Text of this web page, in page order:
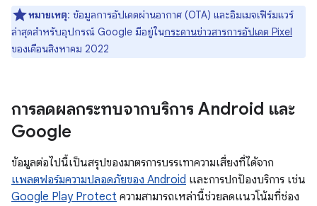
หมายเหตุ: ข้อมูลการอัปเดตผ่านอากาศ (OTA) และอิมเมจเฟิร์มแวร์
ล่าสุดสำหรับอุปกรณ์ Google มีอยู่ในกระดานข่าวสารการอัปเดต Pixel
ของเดือนสิงหาคม 2022
การลดผลกระทบจากบริการ Android และ
Google
ข้อมูลต่อไปนี้เป็นสรุปของมาตรการบรรเทาความเสี่ยงที่ได้จาก
แพลตฟอร์มความปลอดภัยของ Android และการปกป้องบริการ เช่น
Google Play Protect ความสามารถเหล่านี้ช่วยลดแนวโน้มที่ช่อง